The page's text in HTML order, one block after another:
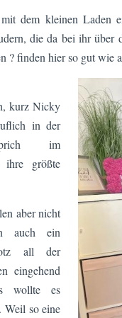
dem kleinen Laden
die da bei ihr über
? finden hier so gut wie
kurz Nicky
in der
im
ihre größte
aber nicht
auch ein
all der
eingehend
wollte es
Weil so eine